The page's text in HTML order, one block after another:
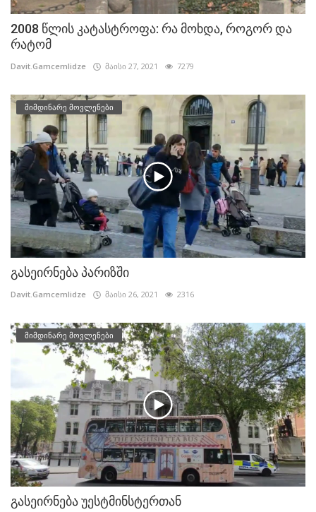
2008 წლის კატასტროფა: რა მოხდა, როგორ და
რატომ
Davit.Gamcemlidze მაისი 27, 2021 7279
მიმდინარე მოვლენები
გასეირნება პარიზში
Davit.Gamcemlidze მაისი 26, 2021 2316
მიმდინარე მოვლენები
გასეირნება უესტმინსტერთან